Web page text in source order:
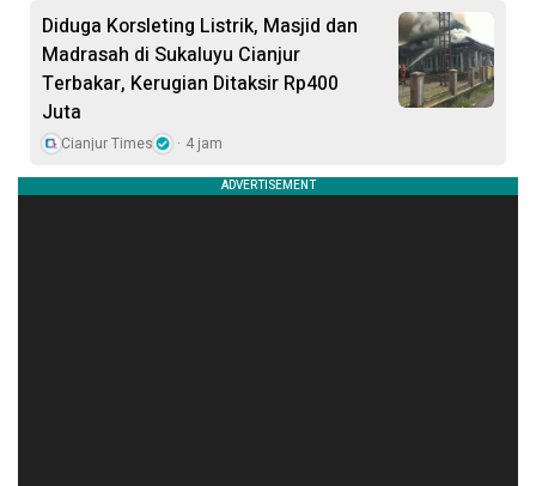
Diduga Korsleting Listrik, Masjid dan
Madrasah di Sukaluyu Cianjur
Terbakar, Kerugian Ditaksir Rp400
Juta
Cianjur Times 4 jam